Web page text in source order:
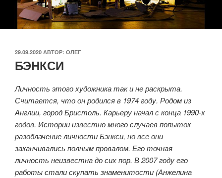
ОПУБЛИКОВАНО
29.09.2020 АВТОР: ОЛЕГ
БЭНКСИ
Личность этого художника так и не раскрыта.
Считается, что он родился в 1974 году. Родом из
Англии, город Бристоль. Карьеру начал с конца 1990-х
годов. Истории известно много случаев попыток
разоблачение личности Бэнкси, но все они
заканчивались полным провалом. Его точная
личность неизвестна до сих пор. В 2007 году его
работы стали скупать знаменитости (Анжелина